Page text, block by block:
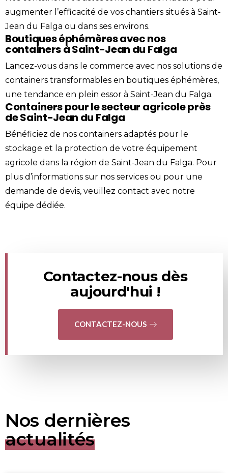
augmenter l’efficacité de vos chantiers situés à Saint-
Jean du Falga ou dans ses environs.
Boutiques éphémères avec nos
containers à Saint-Jean du Falga
Lancez-vous dans le commerce avec nos solutions de
containers transformables en boutiques éphémères,
une tendance en plein essor à Saint-Jean du Falga.
Containers pour le secteur agricole près
de Saint-Jean du Falga
Bénéficiez de nos containers adaptés pour le
stockage et la protection de votre équipement
agricole dans la région de Saint-Jean du Falga. Pour
plus d’informations sur nos services ou pour une
demande de devis, veuillez contact avec notre
équipe dédiée.
Contactez-nous dès
aujourd'hui !
CONTACTEZ-NOUS
Nos dernières
actualités